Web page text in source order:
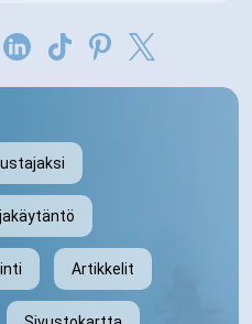
Artikkelit